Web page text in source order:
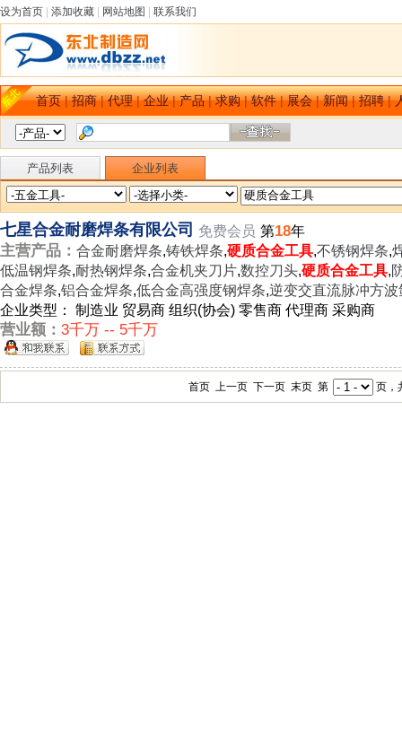
设为首页 添加收藏 网站地图 联系我们
首页|招商|代理|企业|产品|求购|软件|展会|新闻|招聘|
产品列表 企业列表
七星合金耐磨焊条有限公司 免费会员 第18年
主营产品： 合金耐磨焊条,铸铁焊条,硬质合金工具,不锈钢焊条,
低温钢焊条,耐热钢焊条,合金机夹刀片,数控刀头,硬质合金工具,
合金焊条,铝合金焊条,低合金高强度钢焊条,逆变交直流脉冲方波
企业类型： 制造业 贸易商 组织(协会) 零售商 代理商 采购商
营业额： 3千万 -- 5千万
首页 上一页 下一页 末页 第 页，